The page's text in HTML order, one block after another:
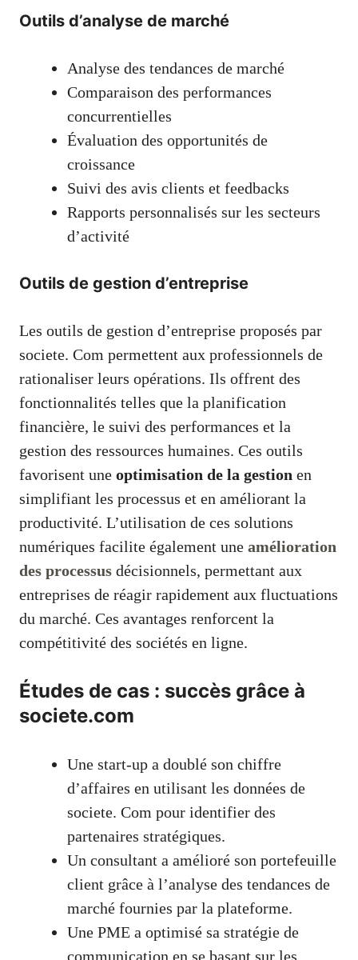
Outils d’analyse de marché
Analyse des tendances de marché
Comparaison des performances
concurrentielles
Évaluation des opportunités de
croissance
Suivi des avis clients et feedbacks
Rapports personnalisés sur les secteurs
d’activité
Outils de gestion d’entreprise
Les outils de gestion d’entreprise proposés par
societe. Com permettent aux professionnels de
rationaliser leurs opérations. Ils offrent des
fonctionnalités telles que la planification
financière, le suivi des performances et la
gestion des ressources humaines. Ces outils
favorisent une optimisation de la gestion en
simplifiant les processus et en améliorant la
productivité. L’utilisation de ces solutions
numériques facilite également une amélioration
des processus décisionnels, permettant aux
entreprises de réagir rapidement aux fluctuations
du marché. Ces avantages renforcent la
compétitivité des sociétés en ligne.
Études de cas : succès grâce à
societe.com
Une start-up a doublé son chiffre
d’affaires en utilisant les données de
societe. Com pour identifier des
partenaires stratégiques.
Un consultant a amélioré son portefeuille
client grâce à l’analyse des tendances de
marché fournies par la plateforme.
Une PME a optimisé sa stratégie de
communication en se basant sur les